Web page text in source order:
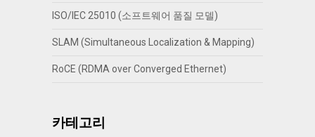
ISO/IEC 25010 (소프트웨어 품질 모델)
SLAM (Simultaneous Localization & Mapping)
RoCE (RDMA over Converged Ethernet)
카테고리